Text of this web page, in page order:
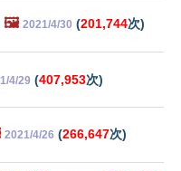
🖼️ 2021/4/30 (201,744次)
4/29 (407,953次)
2021/4/26 (266,647次)